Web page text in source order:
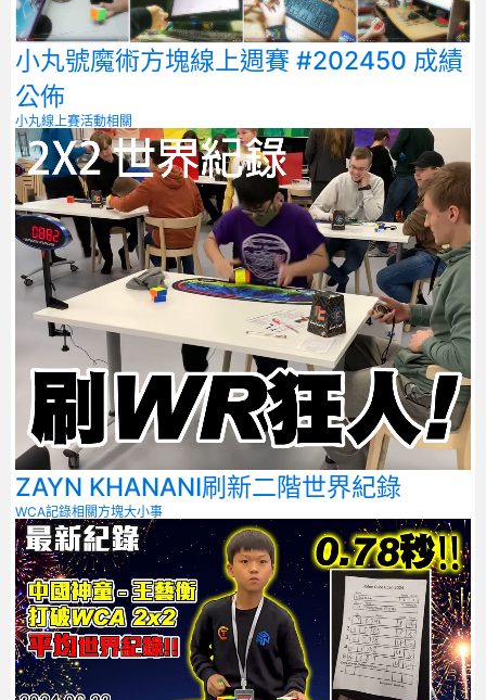
小丸號魔術方塊線上週賽 #202450 成績
公佈
小丸線上賽活動相關
ZAYN KHANANI刷新二階世界紀錄
WCA記錄相關方塊大小事